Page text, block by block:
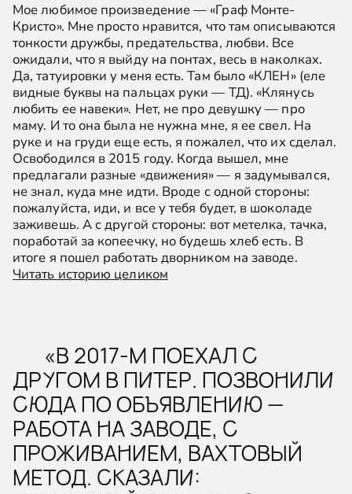
«В 2017-М ПОЕХАЛ С
ДРУГОМ В ПИТЕР. ПОЗВОНИЛИ
СЮДА ПО ОБЪЯВЛЕНИЮ —
РАБОТА НА ЗАВОДЕ, С
ПРОЖИВАНИЕМ, ВАХТОВЫЙ
МЕТОД. СКАЗАЛИ:
Мое любимое произведение — «Граф Монте-
Кристо». Мне просто нравится, что там описываются
тонкости дружбы, предательства, любви. Все
ожидали, что я выйду на понтах, весь в наколках.
Да, татуировки у меня есть. Там было «КЛЕН» (еле
видные буквы на пальцах руки — ТД). «Клянусь
любить ее навеки». Нет, не про девушку — про
маму. И то она была не нужна мне, я ее свел. На
руке и на груди еще есть, я пожалел, что их сделал.
Освободился в 2015 году. Когда вышел, мне
предлагали разные «движения» — я задумывался,
не знал, куда мне идти. Вроде с одной стороны:
пожалуйста, иди, и все у тебя будет, в шоколаде
заживешь. А с другой стороны: вот метелка, тачка,
поработай за копеечку, но будешь хлеб есть. В
итоге я пошел работать дворником на заводе.
Читать историю целиком